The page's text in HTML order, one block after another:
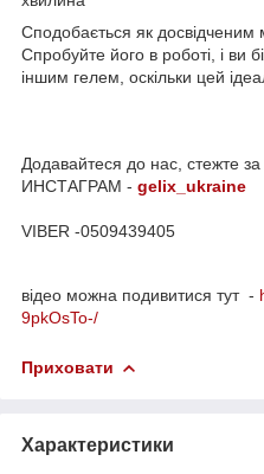
Сподобається як досвідченим
Спробуйте його в роботі, і ви
іншим гелем, оскільки цей
Додавайтеся до нас, стежте
ИНСТАГРАМ - gelix_ukraine
VIBER -0509439405
відео можна подивитися тут -
9pkOsTo-/
Приховати
Характеристики